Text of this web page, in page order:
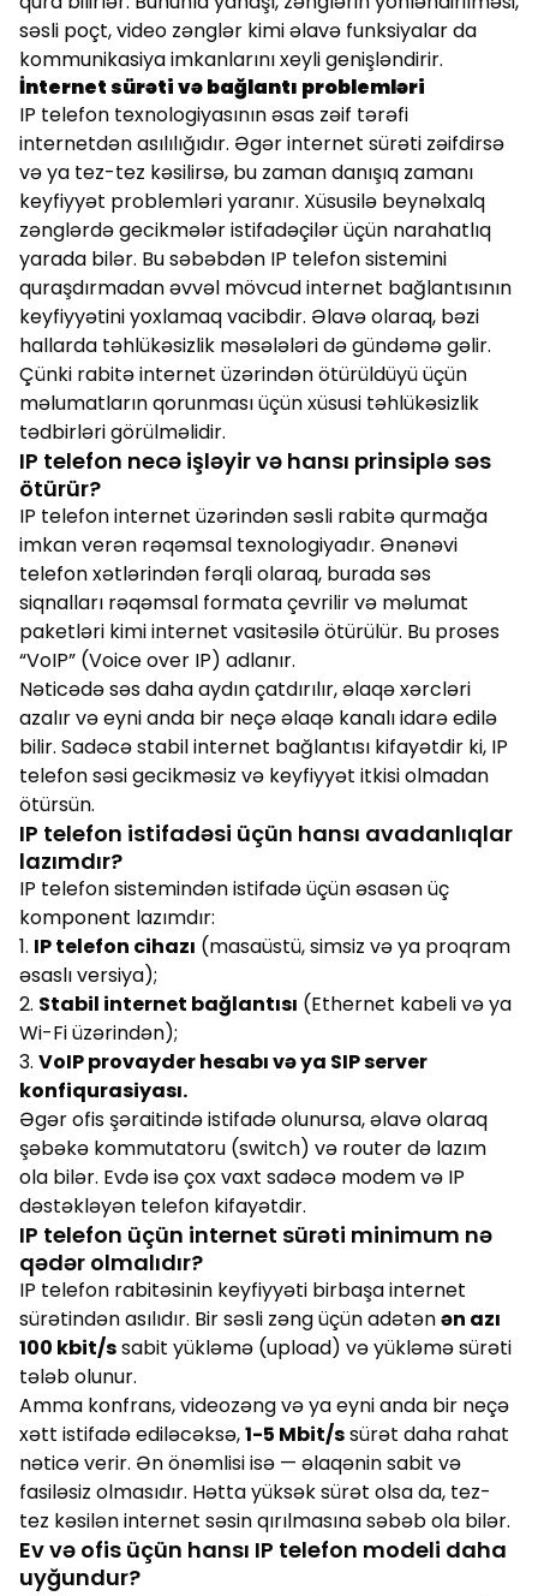
səsli poçt, video zənglər kimi əlavə funksiyalar da
kommunikasiya imkanlarını xeyli genişləndirir.
İnternet sürəti və bağlantı problemləri
IP telefon texnologiyasının əsas zəif tərəfi
internetdən asılılığıdır. Əgər internet sürəti zəifdirsə
və ya tez-tez kəsilirsə, bu zaman danışıq zamanı
keyfiyyət problemləri yaranır. Xüsusilə beynəlxalq
zənglərdə gecikmələr istifadəçilər üçün narahatlıq
yarada bilər. Bu səbəbdən IP telefon sistemini
quraşdırmadan əvvəl mövcud internet bağlantısının
keyfiyyətini yoxlamaq vacibdir. Əlavə olaraq, bəzi
hallarda təhlükəsizlik məsələləri də gündəmə gəlir.
Çünki rabitə internet üzərindən ötürüldüyü üçün
məlumatların qorunması üçün xüsusi təhlükəsizlik
tədbirləri görülməlidir.
IP telefon necə işləyir və hansı prinsiplə səs
ötürür?
IP telefon internet üzərindən səsli rabitə qurmağa
imkan verən rəqəmsal texnologiyadır. Ənənəvi
telefon xətlərindən fərqli olaraq, burada səs
siqnalları rəqəmsal formata çevrilir və məlumat
paketləri kimi internet vasitəsilə ötürülür. Bu proses
“VoIP” (Voice over IP) adlanır.
Nəticədə səs daha aydın çatdırılır, əlaqə xərcləri
azalır və eyni anda bir neçə əlaqə kanalı idarə edilə
bilir. Sadəcə stabil internet bağlantısı kifayətdir ki, IP
telefon səsi gecikməsiz və keyfiyyət itkisi olmadan
ötürsün.
IP telefon istifadəsi üçün hansı avadanlıqlar
lazımdır?
IP telefon sistemindən istifadə üçün əsasən üç
komponent lazımdır:
1. IP telefon cihazı (masaüstü, simsiz və ya proqram
əsaslı versiya);
2. Stabil internet bağlantısı (Ethernet kabeli və ya
Wi-Fi üzərindən);
3. VoIP provayder hesabı və ya SIP server
konfiqurasiyası.
Əgər ofis şəraitində istifadə olunursa, əlavə olaraq
şəbəkə kommutatoru (switch) və router də lazım
ola bilər. Evdə isə çox vaxt sadəcə modem və IP
dəstəkləyən telefon kifayətdir.
IP telefon üçün internet sürəti minimum nə
qədər olmalıdır?
IP telefon rabitəsinin keyfiyyəti birbaşa internet
sürətindən asılıdır. Bir səsli zəng üçün adətənən azı
100 kbit/ssabit yükləmə (upload) və yükləmə sürəti
tələb olunur.
Amma konfrans, videozəng və ya eyni anda bir neçə
xətt istifadə ediləcəksə,1-5 Mbit/ssürət daha rahat
nəticə verir. Ən önəmlisi isə — əlaqənin sabit və
fasiləsiz olmasıdır. Hətta yüksək sürət olsa da, tez-
tez kəsilən internet səsin qırılmasına səbəb ola bilər.
Ev və ofis üçün hansı IP telefon modeli daha
uyğundur?